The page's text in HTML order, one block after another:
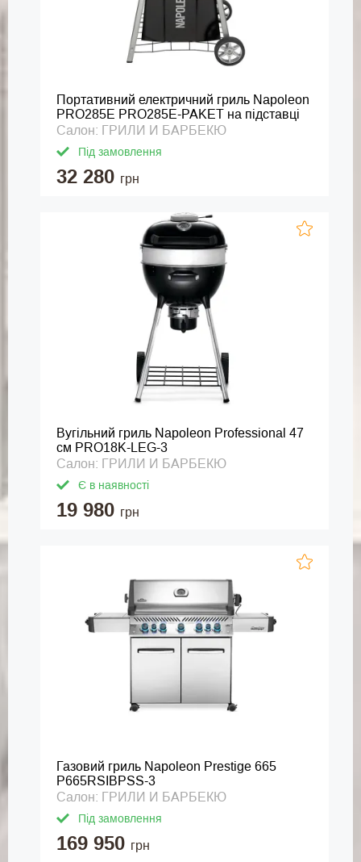
Портативний електричний гриль Napoleon
PRO285E PRO285E-PAKET на підставці
Салон: ГРИЛИ И БАРБЕКЮ
Під замовлення
32 280 грн
Вугільний гриль Napoleon Professional 47
см PRO18K-LEG-3
Салон: ГРИЛИ И БАРБЕКЮ
Є в наявності
19 980 грн
Газовий гриль Napoleon Prestige 665
P665RSIBPSS-3
Салон: ГРИЛИ И БАРБЕКЮ
Під замовлення
169 950 грн